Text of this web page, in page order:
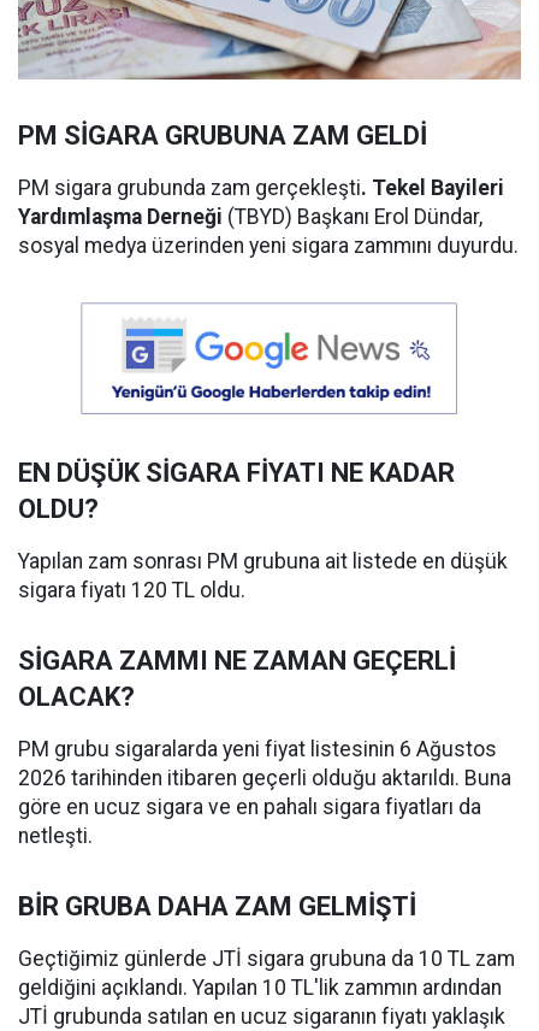
PM SİGARA GRUBUNA ZAM GELDİ
PM sigara grubunda zam gerçekleşti. Tekel Bayileri
Yardımlaşma Derneği (TBYD) Başkanı Erol Dündar,
sosyal medya üzerinden yeni sigara zammını duyurdu.
EN DÜŞÜK SİGARA FİYATI NE KADAR
OLDU?
Yapılan zam sonrası PM grubuna ait listede en düşük
sigara fiyatı 120 TL oldu.
SİGARA ZAMMI NE ZAMAN GEÇERLİ
OLACAK?
PM grubu sigaralarda yeni fiyat listesinin 6 Ağustos
2026 tarihinden itibaren geçerli olduğu aktarıldı. Buna
göre en ucuz sigara ve en pahalı sigara fiyatları da
netleşti.
BİR GRUBA DAHA ZAM GELMİŞTİ
Geçtiğimiz günlerde JTİ sigara grubuna da 10 TL zam
geldiğini açıklandı. Yapılan 10 TL'lik zammın ardından
JTİ grubunda satılan en ucuz sigaranın fiyatı yaklaşık